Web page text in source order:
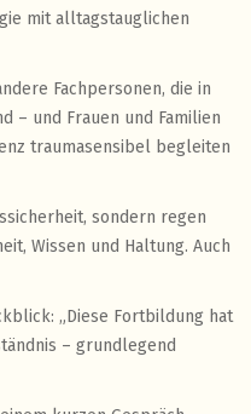
mit alltagstauglichen
Fachpersonen, die in
– und Frauen und Familien
traumasensibel begleiten
sondern regen
Wissen und Haltung. Auch
„Diese Fortbildung hat
– grundlegend